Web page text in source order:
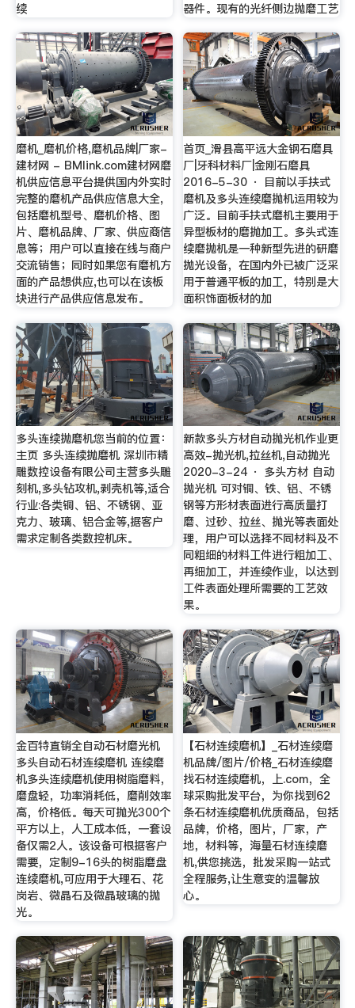
续
器件。现有的光纤侧边抛磨工艺
磨机_磨机价格,磨机品牌|厂家-
建材网 - BMlink.com建材网磨
机供应信息平台提供国内外实时
完整的磨机产品供应信息大全,
包括磨机型号、磨机价格、图
片、磨机品牌、厂家、供应商信
息等；用户可以直接在线与商户
交流销售；同时如果您有磨机方
面的产品想供应,也可以在该板
块进行产品供应信息发布。
首页_滑县高平远大金钢石磨具
厂|牙科材料厂|金刚石磨具
2016-5-30 · 目前以手扶式
磨机及多头连续磨抛机运用较为
广泛。目前手扶式磨机主要用于
异型板材的磨抛加工。多头式连
续磨抛机是一种新型先进的研磨
抛光设备，在国内外已被广泛采
用于普通平板的加工，特别是大
面积饰面板材的加
多头连续抛磨机您当前的位置：
主页 多头连续抛磨机 深圳市精
雕数控设备有限公司主营多头雕
刻机,多头钻攻机,剥壳机等,适合
行业:各类铜、铝、不锈钢、亚
克力、玻璃、铝合金等,据客户
需求定制各类数控机床。
新款多头方材自动抛光机作业更
高效-抛光机,拉丝机,自动抛光
2020-3-24 · 多头方材 自动
抛光机 可对铜、铁、铝、不锈
钢等方形材表面进行高质量打
磨、过砂、拉丝、抛光等表面处
理，用户可以选择不同材料及不
同粗细的材料工件进行粗加工、
再细加工，并连续作业，以达到
工件表面处理所需要的工艺效
果。
金百特直销全自动石材磨光机
多头自动石材连续磨机 连续磨
机多头连续磨机使用树脂磨料，
磨盘轻，功率消耗低，磨削效率
高，价格低。每天可抛光300个
平方以上，人工成本低，一套设
备仅需2人。该设备可根据客户
需要，定制9-16头的树脂磨盘
连续磨机,可应用于大理石、花
岗岩、微晶石及微晶玻璃的抛
光。
【石材连续磨机】_石材连续磨
机品牌/图片/价格_石材连续磨
找石材连续磨机，上.com，全
球采购批发平台，为你找到62
条石材连续磨机优质商品，包括
品牌，价格，图片，厂家，产
地，材料等，海量石材连续磨
机,供您挑选，批发采购一站式
全程服务,让生意变的温馨放
心。